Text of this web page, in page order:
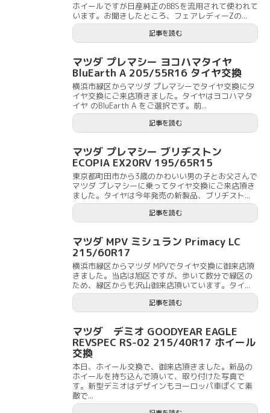
ホイールですが日産純正のBBSを流用されて使われて
います。お聞きしたところ、フェアレディーZの...
記事を読む
マツダ プレマシー ヨコハマタイヤ
BluEarth A 205/55R16 タイヤ交換
横浜市緑区からマツダ プレマシーでタイヤ交換にタ
イヤ交換にご来店頂きました。タイヤはヨコハマタ
イヤ のBluEarth A をご選択です。前...
記事を読む
マツダ プレマシー ブリヂストン
ECOPIA EX20RV 195/65R15
東京都町田市から3歳のかわいい男の子とお父さんで
マツダ プレマシーに乗ってタイヤ交換にご来店頂き
ました。タイヤは今年発売の新製品、ブリヂスト...
記事を読む
マツダ MPV ミシュラン Primacy LC
215/60R17
横浜市緑区からマツダ MPVでタイヤ交換に御来店頂
きました。当店は旭区ですが、歩いて数分で緑区の
ため、緑区からも沢山御来店頂いています。タイ...
記事を読む
マツダ デミオ GOODYEAR EAGLE
REVSPEC RS-02 215/40R17 ホイール
交換
本日、ホイール交換で、御来店頂きました。新品の
ホイールを持ち込んで頂いて、取り付けた写真で
す。新型デミオはデザインもヨーロッパ車ぽくて素
敵で...